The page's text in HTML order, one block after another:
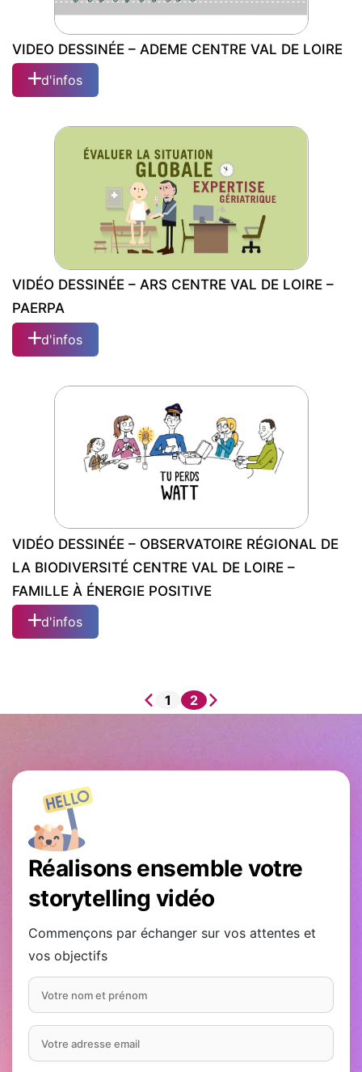
VIDEO DESSINÉE – ADEME CENTRE VAL
DE LOIRE
VIDEO DESSINÉE – ADEME CENTRE VAL DE LOIRE
d'infos
LOIRE – PAERPA
VIDÉO DESSINÉE – ARS CENTRE VAL DE LOIRE –
PAERPA
d'infos
VIDÉO DESSINÉE – OBSERVATOIRE
VIDÉO DESSINÉE – OBSERVATOIRE RÉGIONAL DE
LA BIODIVERSITÉ CENTRE VAL DE LOIRE –
FAMILLE À ÉNERGIE POSITIVE
d'infos
1 2
Réalisons ensemble votre
storytelling vidéo
Commençons par échanger sur vos attentes et
vos objectifs